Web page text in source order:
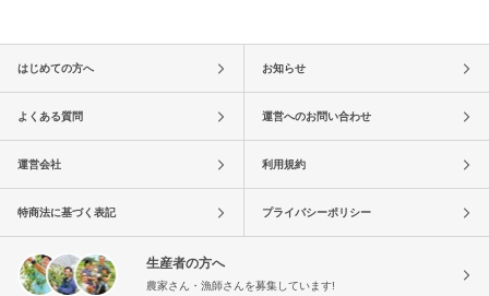
はじめての方へ お知らせ
よくある質問 運営へのお問い合わせ
運営会社 利用規約
特商法に基づく表記 プライバシーポリシー
生産者の方へ
農家さん・漁師さんを募集しています!